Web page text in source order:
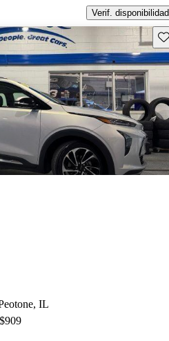
Verif. disponibilidad
IL